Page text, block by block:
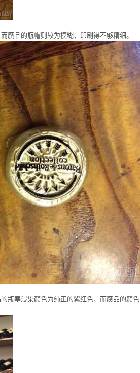
赝品的瓶帽则较为模糊，印刷得不够精细。
瓶塞浸染颜色为纯正的紫红色，而赝品的颜色